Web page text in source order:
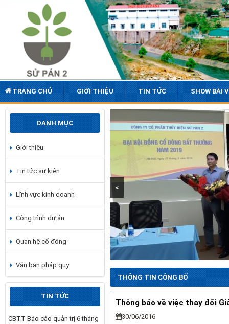
TRANG CHỦ GIỚI THIỆU TIN TỨC SHOW BÀI
<
THÔNG TIN CÔNG BỐ
Thông báo về việc thay đổi
30/06/2016
DANH MỤC
Giới thiệu
Tin tức sự kiện
Lĩnh vực kinh doanh
Công trình dự án
Quan hệ cổ đông
Văn bản pháp quy
TIN TỨC
CBTT Báo cáo quản trị 6 tháng